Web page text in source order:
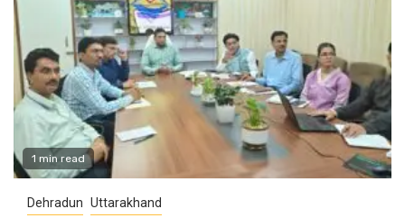
1 min read
Dehradun Uttarakhand